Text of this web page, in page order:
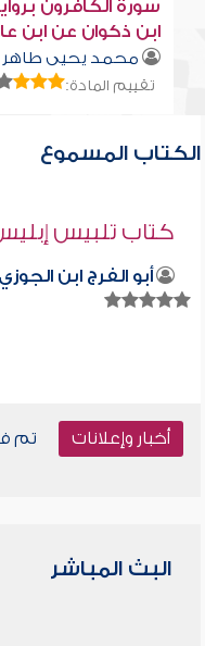
سورة الكافرون
ابن ذكوان عن ابن
محمد يحيى طاهر
تقييم المادة:
الكتاب المسموع
كتاب تلبيس إبليس
أبو الفرج ابن الجوزي
أخبار وإعلانات
تم
البث المباشر